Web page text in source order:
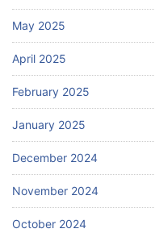
May 2025
April 2025
February 2025
January 2025
December 2024
November 2024
October 2024